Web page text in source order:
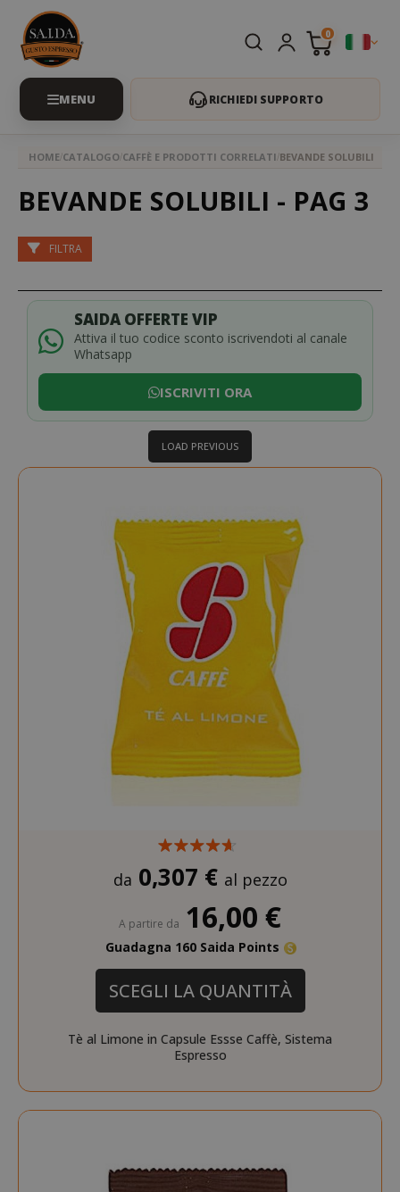
0
RICHIEDI SUPPORTO
HOME CATALOGO CAFFÈ E PRODOTTI CORRELATI BEVANDE SOLUBILI
BEVANDE SOLUBILI - PAG 3
SAIDA OFFERTE VIP
Attiva il tuo codice sconto iscrivendoti al canale
Whatsapp
ISCRIVITI ORA
LOAD PREVIOUS
da 0,307 € al pezzo
A partire da 16,00 €
Guadagna 160 Saida Points
SCEGLI LA QUANTITÀ
Tè al Limone in Capsule Essse Caffè, Sistema
Espresso
FILTRA